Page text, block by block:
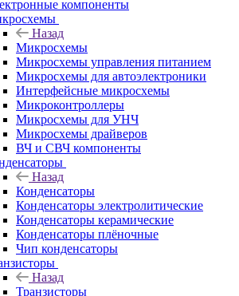
компоненты
Назад
Микросхемы
Микросхемы управления питанием
Микросхемы для автоэлектроники
Интерфейсные микросхемы
Микроконтроллеры
Микросхемы для УНЧ
Микросхемы драйверов
ВЧ и СВЧ компоненты
Назад
Конденсаторы
Конденсаторы электролитические
Конденсаторы керамические
Конденсаторы плёночные
Чип конденсаторы
Назад
Транзисторы